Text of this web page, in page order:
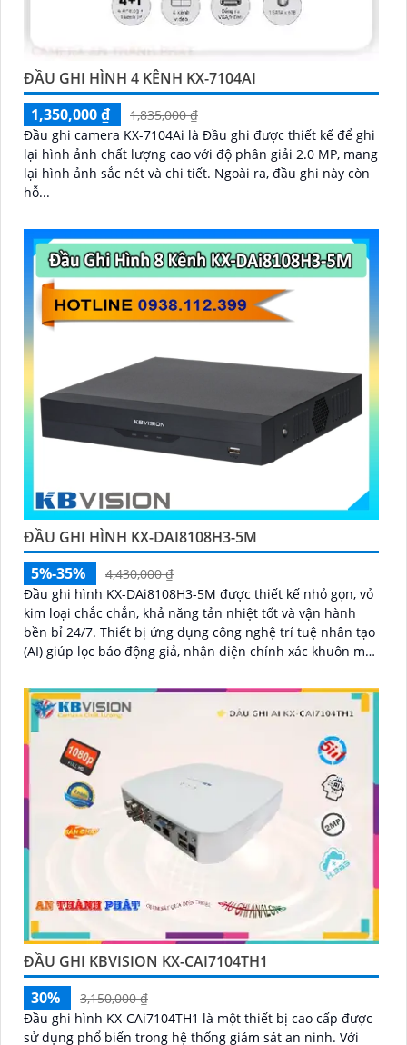
ĐẦU GHI HÌNH 4 KÊNH KX-7104AI
1,350,000 ₫
1,835,000 ₫
Đầu ghi camera KX-7104Ai là Đầu ghi được thiết kế để ghi
lại hình ảnh chất lượng cao với độ phân giải 2.0 MP, mang
lại hình ảnh sắc nét và chi tiết. Ngoài ra, đầu ghi này còn
hỗ...
ĐẦU GHI HÌNH KX-DAI8108H3-5M
5%-35%
4,430,000 ₫
Đầu ghi hình KX-DAi8108H3-5M được thiết kế nhỏ gọn, vỏ
kim loại chắc chắn, khả năng tản nhiệt tốt và vận hành
bền bỉ 24/7. Thiết bị ứng dụng công nghệ trí tuệ nhân tạo
(AI) giúp lọc báo động giả, nhận diện chính xác khuôn mặt
liệu nhanh chóng
ĐẦU GHI KBVISION KX-CAI7104TH1
30%
3,150,000 ₫
Đầu ghi hình KX-CAi7104TH1 là một thiết bị cao cấp được
sử dụng phổ biến trong hệ thống giám sát an ninh. Với